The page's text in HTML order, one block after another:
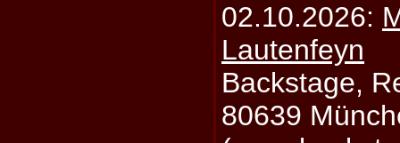
02.10.2026:
Lautenfeyn
Backstage,
80639